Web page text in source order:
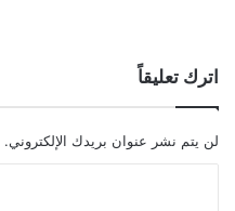
اترك تعليقاً
لن يتم نشر عنوان بريدك الإلكتروني.